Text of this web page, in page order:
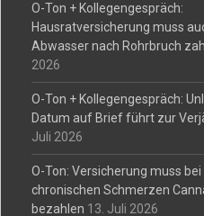
O-Ton + Kollegengespräch:
Hausratversicherung muss
Abwasser nach Rohrbruch
2026
O-Ton + Kollegengespräch:
Datum auf Brief führt zur
Juli 2026
O-Ton: Versicherung muss bei
chronischen Schmerzen
bezahlen 13. Juli 2026